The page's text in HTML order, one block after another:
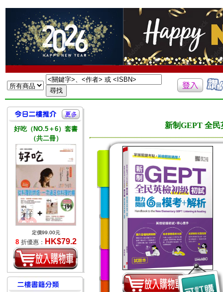
好吃（NO.5＋6）套書
（共二冊）
定價99.00元
8 折優惠： HK$79.2
新制GEPT 全